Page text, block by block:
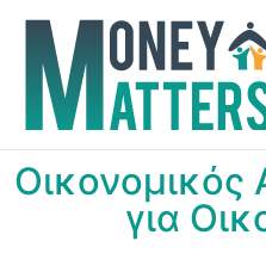
Οικονομικός
για